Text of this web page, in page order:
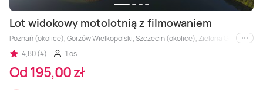
Lot widokowy motolotnią z filmowaniem
Poznań (okolice), Gorzów Wielkopolski, Szczecin (okolice), Zielona Góra i inne
4,80 (4)
1 os.
Od 195,00 zł